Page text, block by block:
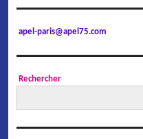
apel-paris@apel75.com
Rechercher